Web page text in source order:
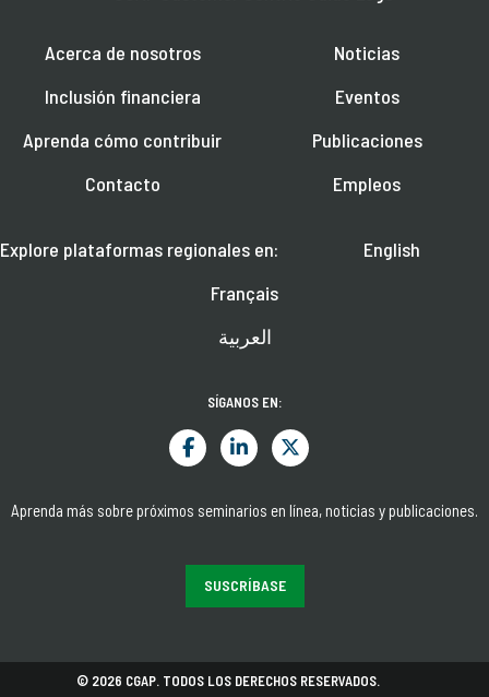
Acerca de nosotros
Inclusión financiera
Aprenda cómo contribuir
Contacto
Noticias
Eventos
Publicaciones
Empleos
Explore plataformas regionales en:
English
Français
العربية
SÍGANOS EN:
Aprenda más sobre próximos seminarios en línea, noticias y publicaciones.
SUSCRÍBASE
© 2026 CGAP. TODOS LOS DERECHOS RESERVADOS.